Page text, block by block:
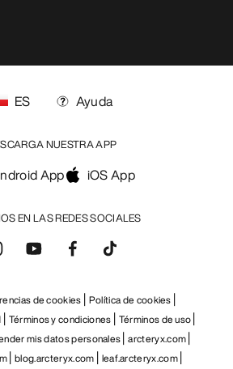
EN LAS REDES SOCIALES
ES Ayuda
NUESTRA APP
App iOS App
de cookies Política de cookies
Términos y condiciones Términos de uso
mis datos personales arcteryx.com
blog.arcteryx.com leaf.arcteryx.com